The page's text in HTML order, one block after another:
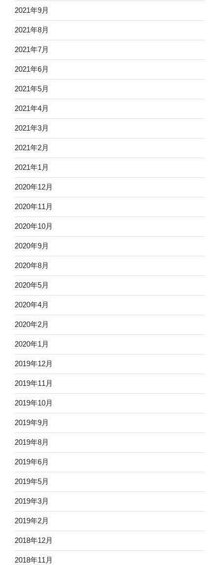
2021年9月
2021年8月
2021年7月
2021年6月
2021年5月
2021年4月
2021年3月
2021年2月
2021年1月
2020年12月
2020年11月
2020年10月
2020年9月
2020年8月
2020年5月
2020年4月
2020年2月
2020年1月
2019年12月
2019年11月
2019年10月
2019年9月
2019年8月
2019年6月
2019年5月
2019年3月
2019年2月
2018年12月
2018年11月